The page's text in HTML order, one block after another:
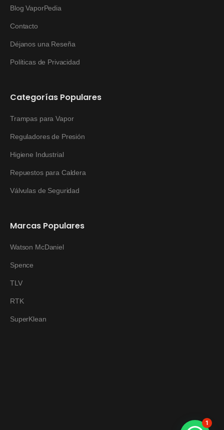
Blog VaporPedia
Contacto
Déjanos una Reseña
Políticas de Privacidad
Categorías Populares
Trampas para Vapor
Reguladores de Presión
Higiene Industrial
Repuestos para Caldera
Válvulas de Seguridad
Marcas Populares
Watson McDaniel
Spence
TLV
RTK
SuperKlean
1